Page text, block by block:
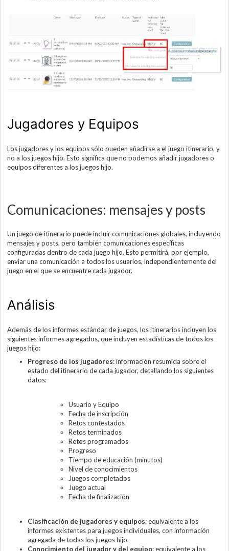
Jugadores y Equipos
Los jugadores y los equipos sólo pueden añadirse a el juego itinerario, y
no a los juegos hijo. Esto significa que no podemos añadir jugadores o
equipos diferentes a los juegos hijo.
Comunicaciones: mensajes y posts
Un juego de itinerario puede incluir comunicaciones globales, incluyendo
mensajes y posts, pero también comunicaciones específicas
configuradas dentro de cada juego hijo. Esto permitirá, por ejemplo,
enviar una comunicación a todos los usuarios, independientemente del
juego en el que se encuentre cada jugador.
Análisis
Además de los informes estándar de juegos, los itinerarios incluyen los
siguientes informes agregados, que incluyen estadísticas de todos los
juegos hijo:
Progreso de los jugadores: información resumida sobre el
estado del itinerario de cada jugador, detallando los siguientes
datos:
Usuario y Equipo
Fecha de inscripción
Retos contestados
Retos terminados
Retos programados
Progreso
Tiempo de educación (minutos)
Nivel de conocimientos
Juegos completados
Juego actual
Fecha de finalización
Clasificación de jugadores y equipos: equivalente a los
informes existentes para juegos individuales, con información
agregada de todas los juegos hijo.
Conocimiento del jugador y del equipo: equivalente a los